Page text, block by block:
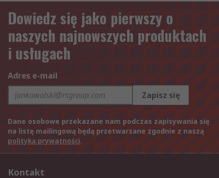
Dowiedz się jako pierwszy o
naszych najnowszych produktach
i usługach
Adres e-mail
Zapisz się
Dane osobowe przekazane nam podczas zapisywania się
na listę mailingową będą przetwarzane zgodnie z naszą
polityką prywatności.
Kontakt